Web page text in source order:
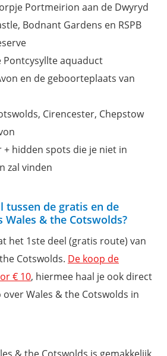
Portmeirion aan de Dwyryd
Bodnant Gardens en RSPB
Pontcysyllte aquaduct
en de geboorteplaats van
Cirencester, Chepstow
+ hidden spots die je niet in
zal vinden
tussen de gratis en de
Wales & the Cotswolds?
het 1ste deel (gratis route) van
Cotswolds. De koop de
€ 10, hiermee haal je ook direct
Wales & the Cotswolds in